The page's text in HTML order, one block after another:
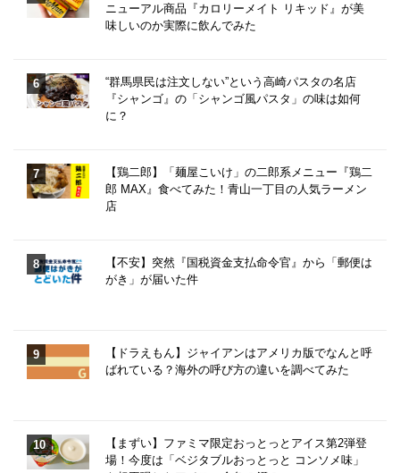
ニューアル商品『カロリーメイト リキッド』が美
味しいのか実際に飲んでみた
“群馬県民は注文しない”という高崎パスタの名店
『シャンゴ』の「シャンゴ風パスタ」の味は如何
に？
【鶏二郎】「麺屋こいけ」の二郎系メニュー『鶏二
郎 MAX』食べてみた！青山一丁目の人気ラーメン
店
【不安】突然『国税資金支払命令官』から「郵便は
がき」が届いた件
【ドラえもん】ジャイアンはアメリカ版でなんと呼
ばれている？海外の呼び方の違いを調べてみた
【まずい】ファミマ限定おっとっとアイス第2弾登
場！今度は「ベジタブルおっとっと コンソメ味」